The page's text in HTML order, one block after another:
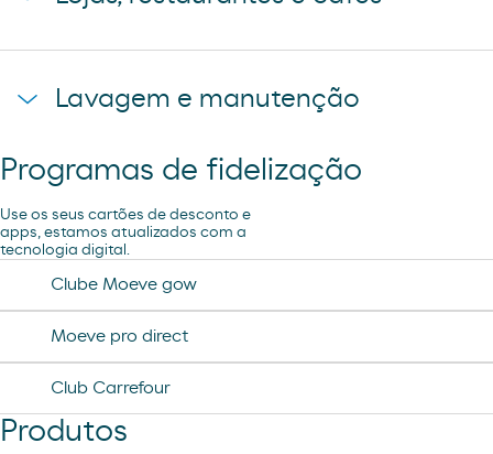
Lavagem e manutenção
Ar e Água
Programas de fidelização
Use os seus cartões de desconto e
apps, estamos atualizados com a
tecnologia digital.
Clube Moeve gow
Moeve pro direct
Club Carrefour
Produtos